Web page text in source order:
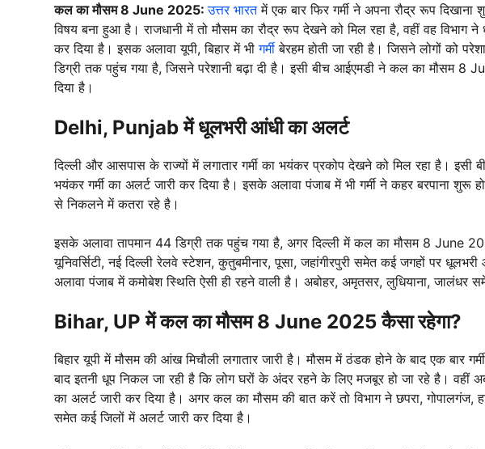
कल का मौसम 8 June 2025: उत्तर भारतमें एक बार फिर गर्मी ने अपना रौद्र रूप
विषय बना हुआ है। राजधानी में तो मौसम का रौद्र रूप देखने को मिल रहा है, वहीं वह विभाग
कर दिया है। इसक अलावा यूपी, बिहार में भीगर्मीबेरहम होती जा रही है। जिसने लोगों को
डिग्री तक पहुंच गया है, जिसने परेशानी बढ़ा दी है। इसी बीच आईएमडी ने कल का मौसम 8
दिया है।
Delhi, Punjab में धूलभरी आंधी का अलर्ट
दिल्ली और आसपास के राज्यों में लगातार गर्मी का भयंकर प्रकोप देखने को मिल रहा है।
भयंकर गर्मी का अलर्ट जारी कर दिया है। इसके अलावा पंजाब में भी गर्मी ने कहर बरपाना
से निकलने में कतरा रहे है।
इसके अलावा तापमान 44 डिग्री तक पहुंच गया है, अगर दिल्ली में कल का मौसम 8 June
यूनिवर्सिटी, नई दिल्ली रेलवे स्टेशन, कुतुबमीनार, पूसा, जहांगीरपुरी समेत कई जगहों पर
अलावा पंजाब में कमोबेश स्थिति ऐसी ही रहने वाली है। अबोहर, अमृतसर, लुधियाना, जालंधर
Bihar, UP में कल का मौसम 8 June 2025 कैसा रहेगा?
बिहार यूपी में मौसम की आंख मिचौली लगातार जारी है। मौसम में ठंडक होने के बाद एक बार
बाद इतनी धूप निकल जा रही है कि लोग घरों के अंदर रहने के लिए मजबूर हो जा रहे है। वहीं
का अलर्ट जारी कर दिया है। अगर कल का मौसम की बात करें तो विभाग ने छपरा, गोपालगंज,
समेत कई जिलों में अलर्ट जारी कर दिया है।